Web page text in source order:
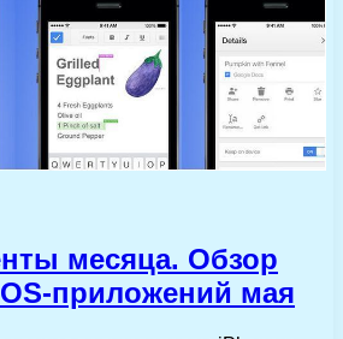
месяца. Обзор
приложений мая